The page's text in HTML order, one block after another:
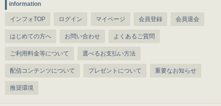
information
インフォTOP ログイン マイページ 会員登録 会員退会
はじめての方へ お問い合わせ よくあるご質問
ご利用料金等について 選べるお支払い方法
配信コンテンツについて プレゼントについて 重要なお知らせ
推奨環境